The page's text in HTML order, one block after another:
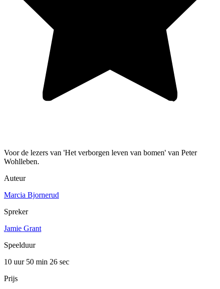
Voor de lezers van 'Het verborgen leven van bomen' van Peter
Wohlleben.
Auteur
Marcia Bjornerud
Spreker
Jamie Grant
Speelduur
10 uur 50 min 26 sec
Prijs